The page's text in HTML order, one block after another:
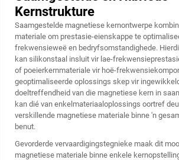
Kernstrukture
Saamgestelde magnetiese kernontwerpe
materiale om prestasie-eienskappe te
frekwensieweë en bedryfsomstandighede.
kan silikonstaal insluit vir lae-
of poeierkernmateriale vir hoë-
geoptimaliseerde oplossings skep vir
doeltreffendheid van die magnetiese kern in
kan dié van enkelmateriaaloplossings oortref
verskillende magnetiese materiale binne 'n
benut.
Gevorderde vervaardigingstegnieke maak dit
magnetiese materiale binne enkele